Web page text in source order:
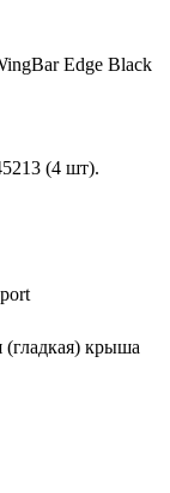
Edge Black
(4 шт).
(гладкая) крыша